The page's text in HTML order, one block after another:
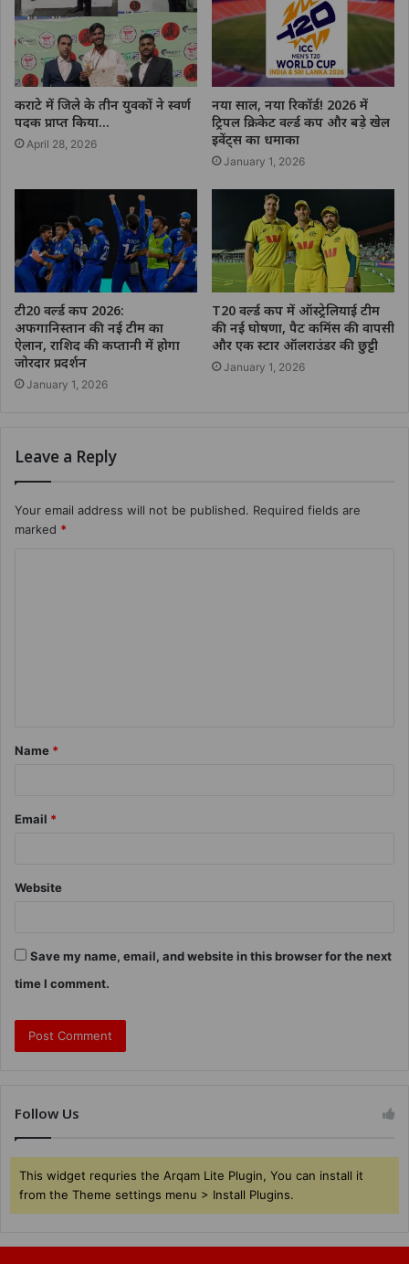
कराटे में जिले के तीन युवकों ने स्वर्ण
पदक प्राप्त किया…
April 28, 2026
नया साल, नया रिकॉर्ड! 2026 में
ट्रिपल क्रिकेट वर्ल्ड कप और बड़े खेल
इवेंट्स का धमाका
January 1, 2026
टी20 वर्ल्ड कप 2026:
अफगानिस्तान की नई टीम का
ऐलान, राशिद की कप्तानी में होगा
जोरदार प्रदर्शन
January 1, 2026
T20 वर्ल्ड कप में ऑस्ट्रेलियाई टीम
की नई घोषणा, पैट कमिंस की वापसी
और एक स्टार ऑलराउंडर की छुट्टी
January 1, 2026
Leave a Reply
Your email address will not be published. Required fields are
marked *
Name *
Email *
Website
Save my name, email, and website in this browser for the next
time I comment.
Follow Us
This widget requries the Arqam Lite Plugin, You can install it
from the Theme settings menu > Install Plugins.